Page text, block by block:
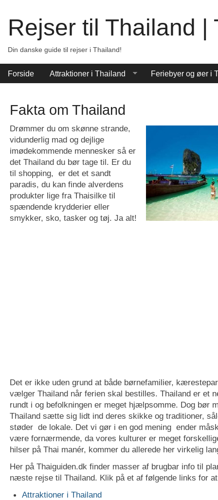
Rejser til Thailand |
Din danske guide til rejser i Thailand!
Forside Attraktioner i Thailand Feriebyer og øer i
Fakta om Thailand
Drømmer du om skønne strande,
vidunderlig mad og dejlige
imødekommende mennesker så er
det Thailand du bør tage til. Er du
til shopping, er det et sandt
paradis, du kan finde alverdens
produkter lige fra Thaisilke til
spændende krydderier eller
smykker, sko, tasker og tøj. Ja alt!
Det er ikke uden grund at både børnefamilier,
vælger Thailand når ferien skal bestilles. Thailand er et
rundt i og befolkningen er meget hjælpsomme. Dog bør
Thailand sætte sig lidt ind deres skikke og traditioner,
støder de lokale. Det vi gør i en god mening ender
være fornærmende, da vores kulturer er meget
hilser på Thai manér, kommer du allerede her virkelig
Her på Thaiguiden.dk finder masser af brugbar info til
næste rejse til Thailand. Klik på et af følgende links for
Attraktioner i Thailand